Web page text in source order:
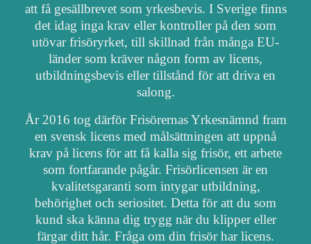
att få gesällbrevet som yrkesbevis. I Sverige finns
det idag inga krav eller kontroller på den som
utövar frisöryrket, till skillnad från många EU-
länder som kräver någon form av licens,
utbildningsbevis eller tillstånd för att driva en
salong.
År 2016 tog därför Frisörernas Yrkesnämnd fram
en svensk licens med målsättningen att uppnå
krav på licens för att få kalla sig frisör, ett arbete
som fortfarande pågår. Frisörlicensen är en
kvalitetsgaranti som intygar utbildning,
behörighet och seriositet. Detta för att du som
kund ska känna dig trygg när du klipper eller
färgar ditt hår. Fråga om din frisör har licens.